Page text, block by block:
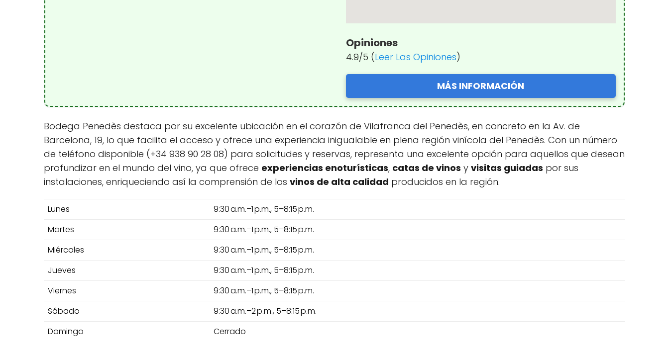
Opiniones
4.9/5 (Leer Las Opiniones)
MÁS INFORMACIÓN
Bodega Penedès destaca por su excelente ubicación en el corazón de Vilafranca del Penedès, en concreto en la Av. de
Barcelona, 19, lo que facilita el acceso y ofrece una experiencia inigualable en plena región vinícola del Penedès. Con un número
de teléfono disponible (+34 938 90 28 08) para solicitudes y reservas, representa una excelente opción para aquellos que desean
profundizar en el mundo del vino, ya que ofrece experiencias enoturísticas, catas de vinos y visitas guiadas por sus
instalaciones, enriqueciendo así la comprensión de los vinos de alta calidad producidos en la región.
Lunes
9:30 a.m.–1 p.m., 5–8:15 p.m.
Martes
9:30 a.m.–1 p.m., 5–8:15 p.m.
Miércoles
9:30 a.m.–1 p.m., 5–8:15 p.m.
Jueves
9:30 a.m.–1 p.m., 5–8:15 p.m.
Viernes
9:30 a.m.–1 p.m., 5–8:15 p.m.
Sábado
9:30 a.m.–2 p.m., 5–8:15 p.m.
Domingo
Cerrado